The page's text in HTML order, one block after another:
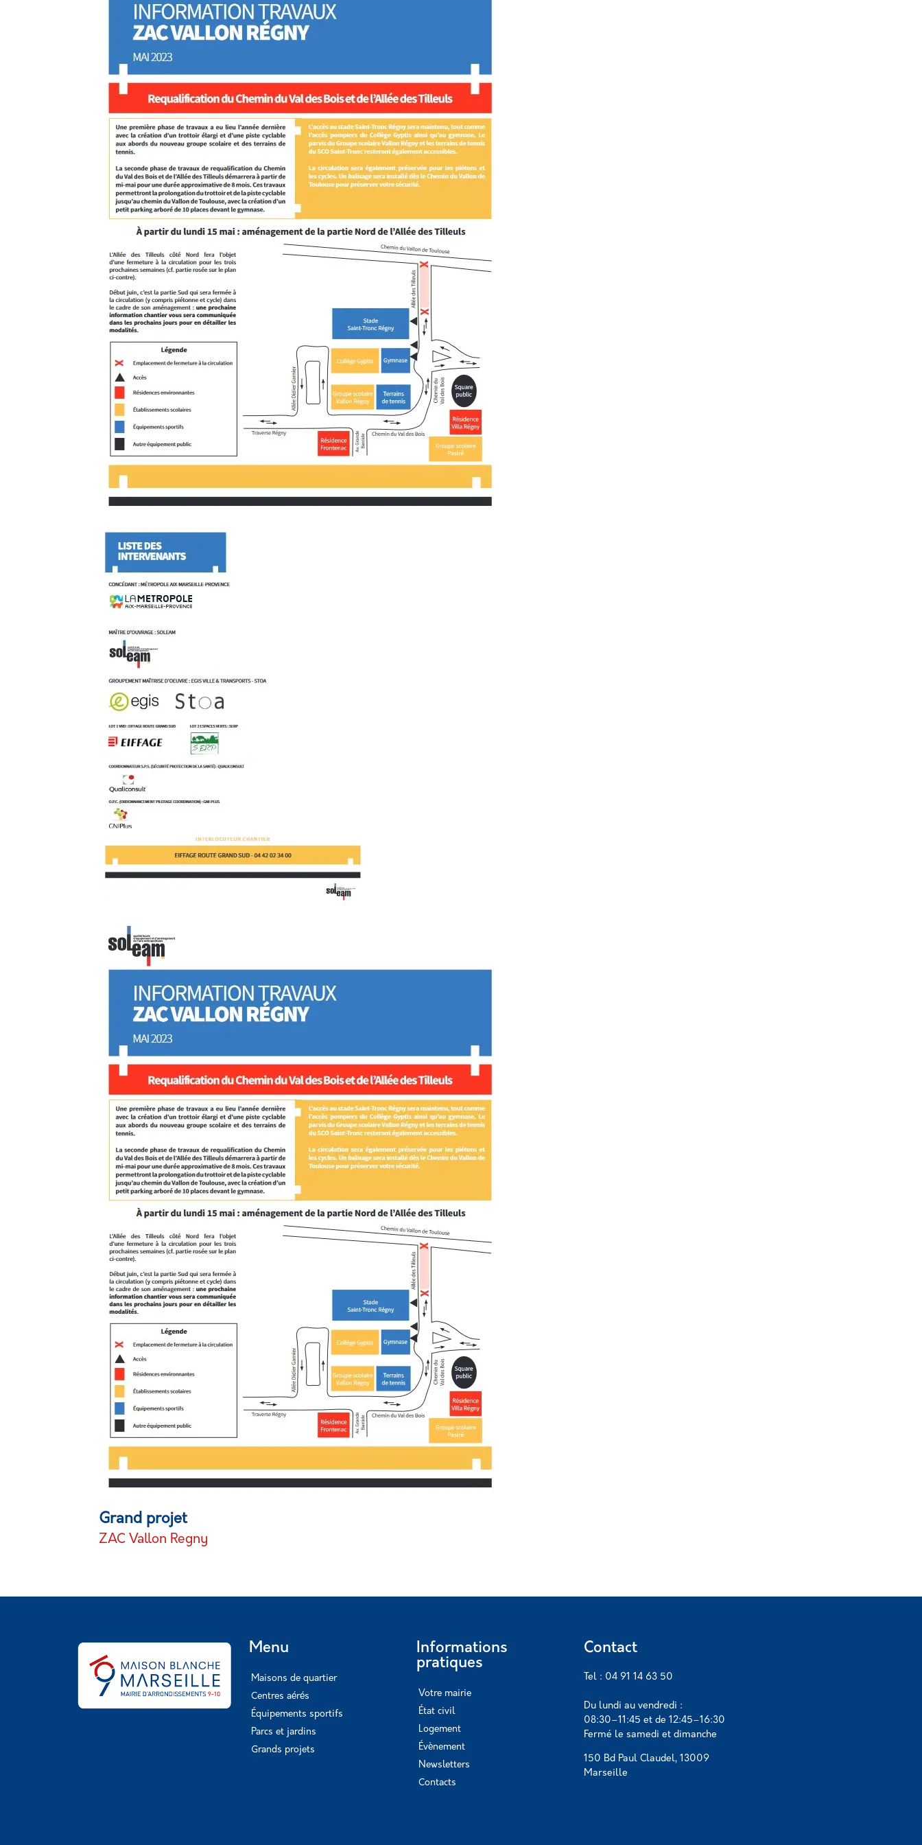
Vignette
Grand projet
ZAC Vallon Regny
Menu
Maisons de quartier
Centres aérés
Équipements sportifs
Parcs et jardins
Grands projets
Informations
pratiques
Votre mairie
État civil
Logement
Évènement
Newsletters
Contacts
Contact
Tel : 04 91 14 63 50
Du lundi au vendredi :
08:30–11:45 et de 12:45–16:30
Fermé le samedi et dimanche
150 Bd Paul Claudel, 13009
Marseille